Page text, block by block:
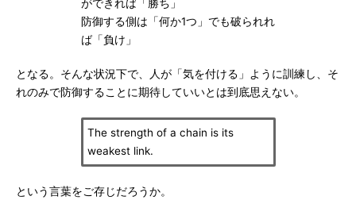
ができれば「勝ち」
防御する側は「何か1つ」でも破られれ
ば「負け」
となる。そんな状況下で、人が「気を付ける」ように訓練し、そ
れのみで防御することに期待していいとは到底思えない。
The strength of a chain is its
weakest link.
という言葉をご存じだろうか。